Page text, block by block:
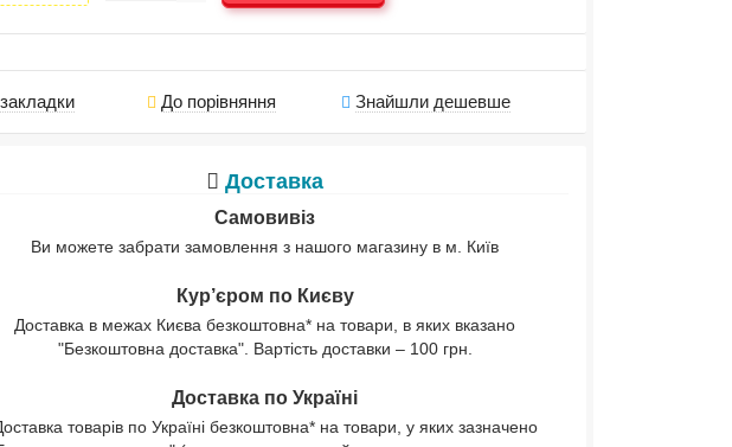
До порівняння Знайшли дешевше
Доставка
Самовивіз
Ви можете забрати замовлення з нашого магазину в м. Київ
Кур’єром по Києву
Доставка в межах Києва безкоштовна* на товари, в яких вказано
"Безкоштовна доставка". Вартість доставки – 100 грн.
Доставка по Україні
товарів по Україні безкоштовна* на товари, у яких зазначено